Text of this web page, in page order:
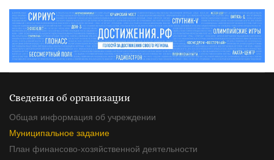
Сведения об организации
Общая информация об учреждении
Муниципальное задание
План финансово-хозяйственной деятельности